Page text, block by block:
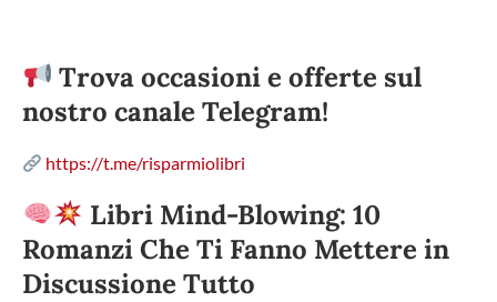
Trova occasioni e offerte sul
nostro canale Telegram!
https://t.me/risparmiolibri
Libri Mind-Blowing: 10
Romanzi Che Ti Fanno Mettere in
Discussione Tutto